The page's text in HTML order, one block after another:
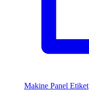
Makine Panel Etiket